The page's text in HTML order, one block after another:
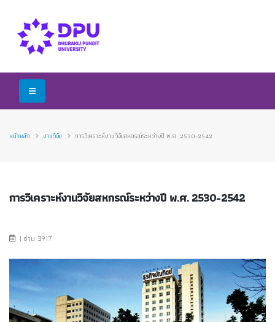
หน้าหลัก งานวิจัย การวิเคราะห์งานวิจัยสหกรณ์ระหว่างปี พ.ศ. 2530-2542
การวิเคราะห์งานวิจัยสหกรณ์ระหว่างปี พ.ศ. 2530-2542
| อ่าน 3917